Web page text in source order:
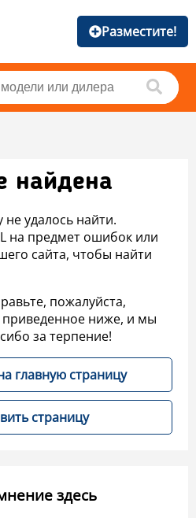
Разместите!
найдена
удалось найти.
на предмет ошибок или
сайта, чтобы найти
пожалуйста,
ниже, и мы
за терпение!
главную страницу
страницу
здесь